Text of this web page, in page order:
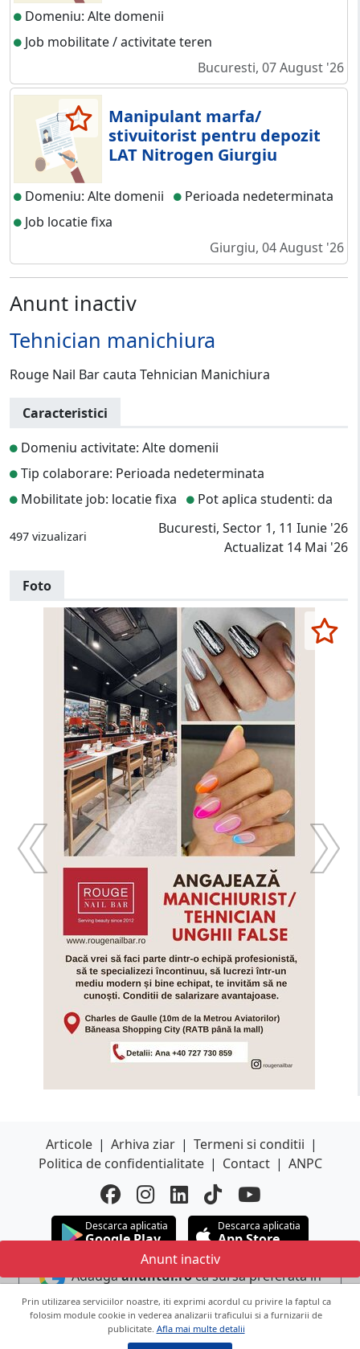
Domeniu: Alte domenii
Job mobilitate / activitate teren
Bucuresti, 07 August '26
Manipulant marfa/
stivuitorist pentru depozit
LAT Nitrogen Giurgiu
Domeniu: Alte domenii
Perioada nedeterminata
Job locatie fixa
Giurgiu, 04 August '26
Anunt inactiv
Tehnician manichiura
Rouge Nail Bar cauta Tehnician Manichiura
Caracteristici
Domeniu activitate: Alte domenii
Tip colaborare: Perioada nedeterminata
Mobilitate job: locatie fixa
Pot aplica studenti: da
497 vizualizari
Bucuresti, Sector 1, 11 Iunie '26
Actualizat 14 Mai '26
Foto
Anunt inactiv
Prin utilizarea serviciilor noastre, iti exprimi acordul cu privire la faptul ca
folosim module cookie in vederea analizarii traficului si a furnizarii de
publicitate. Afla mai multe detalii
Articole | Arhiva ziar | Termeni si conditii |
Politica de confidentialitate | Contact | ANPC
Descarca aplicatia
Google Play
Descarca aplicatia
App Store
Adaugaanuntul.roca sursa preferata in
Google
Copyright © 2026 ANUNTUL TELEFONIC